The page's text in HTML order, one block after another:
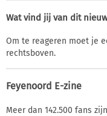
Wat vind jij van dit
Om te reageren moet je
rechtsboven.
Feyenoord E-zine
Meer dan 142.500 fans